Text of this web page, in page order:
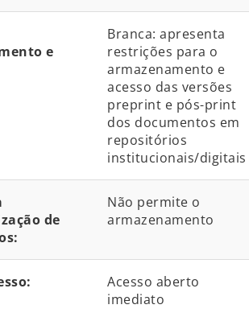
e
Branca: apresenta
restrições para o
armazenamento e
acesso das versões
preprint e pós-print
dos documentos em
repositórios
institucionais/digitais
de
Não permite o
armazenamento
Acesso aberto
imediato